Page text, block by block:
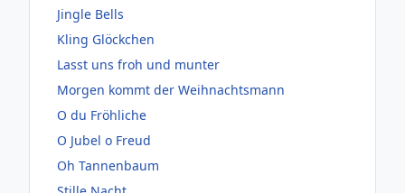
Jingle Bells
Kling Glöckchen
Lasst uns froh und munter
Morgen kommt der Weihnachtsmann
O du Fröhliche
O Jubel o Freud
Oh Tannenbaum